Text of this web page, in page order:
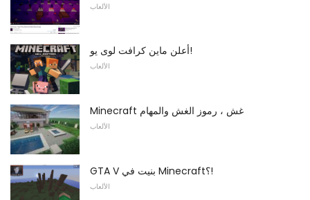
الألعاب
أعلن ماين كرافت لوى يو!
الألعاب
Minecraft غش ، رموز الغش والمهام
الألعاب
GTA V بنيت في Minecraft؟!
الألعاب